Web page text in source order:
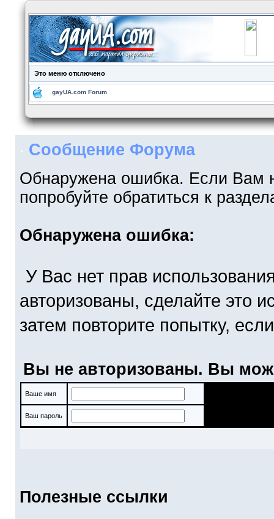
Это меню отключено
gayUA.com Forum
Сообщение Форума
Обнаружена ошибка. Если Вам
попробуйте обратиться к
Обнаружена ошибка:
У Вас нет прав
авторизованы, сделайте это
затем повторите попытку,
Вы не авторизованы. Вы
Ваше имя
Ваш пароль
Полезные ссылки